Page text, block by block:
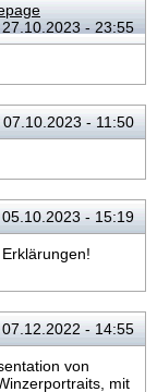
27.10.2023 - 23:55
07.10.2023 - 11:50
05.10.2023 - 15:19
07.12.2022 - 14:55
von
mit